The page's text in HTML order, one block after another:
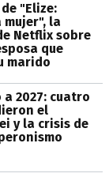
"Elize:
mujer", la
Netflix sobre
que
marido
a 2027: cuatro
el
y la crisis de